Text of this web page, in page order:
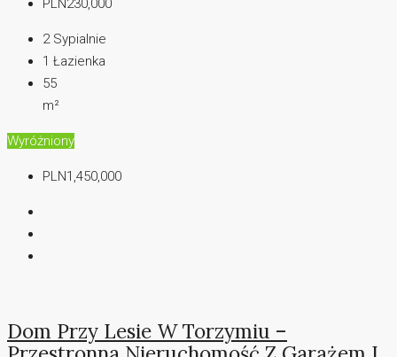
PLN230,000
2 Sypialnie
1 Łazienka
55
m²
Wyróżniony
PLN1,450,000
Dom Przy Lesie W Torzymiu –